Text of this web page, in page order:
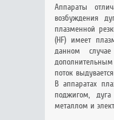
Аппараты
возбуждения
плазменной
(HF) имеет
данном
поток
В аппаратах
поджигом,
металлом и